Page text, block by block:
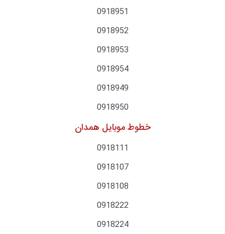
0918951
0918952
0918953
0918954
0918949
0918950
خطوط موبایل همدان
0918111
0918107
0918108
0918222
0918224